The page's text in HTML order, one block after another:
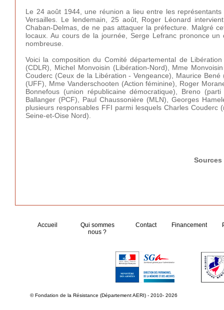
Le 24 août 1944, une réunion a lieu entre les
Versailles. Le lendemain, 25 août, Roger Léonard
Chaban-Delmas, de ne pas attaquer la préfecture. Malgré
locaux. Au cours de la journée, Serge Lefranc prononce
nombreuse.
Voici la composition du Comité départemental de
(CDLR), Michel Monvoisin (Libération-Nord), Mme
Couderc (Ceux de la Libération - Vengeance), Maurice
(UFF), Mme Vanderschooten (Action féminine), Roger
Bonnefous (union républicaine démocratique), Breno
Ballanger (PCF), Paul Chaussonière (MLN), Georges
plusieurs responsables FFI parmi lesquels Charles
Seine-et-Oise Nord).
Accueil
Qui sommes
nous ?
Contact Financement
© Fondation de la Résistance (Département AERI) - 2010- 2026